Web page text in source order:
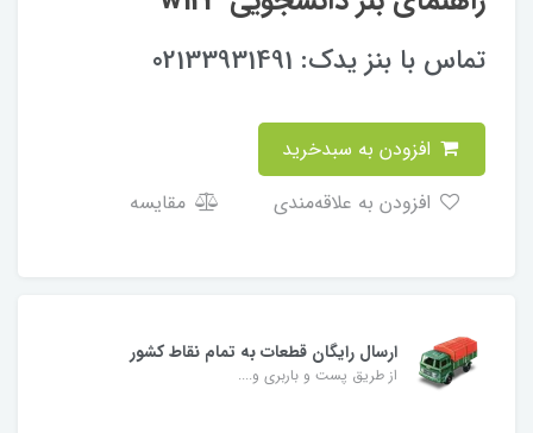
تماس با بنز یدک: 02133931491
مقایسه
ارسال رایگان قطعات به تمام نقاط کشور
از طریق پست و باربری و....